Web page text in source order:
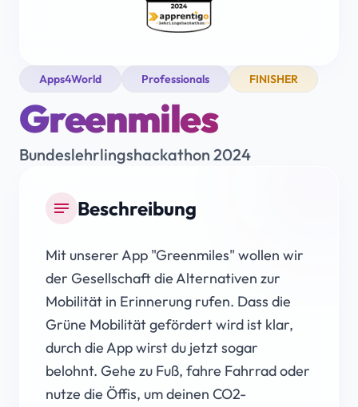
Apps4World Professionals FINISHER
Greenmiles
Bundeslehrlingshackathon 2024
notes Beschreibung
Mit unserer App "Greenmiles" wollen wir
der Gesellschaft die Alternativen zur
Mobilität in Erinnerung rufen. Dass die
Grüne Mobilität gefördert wird ist klar,
durch die App wirst du jetzt sogar
belohnt. Gehe zu Fuß, fahre Fahrrad oder
nutze die Öffis, um deinen CO2-